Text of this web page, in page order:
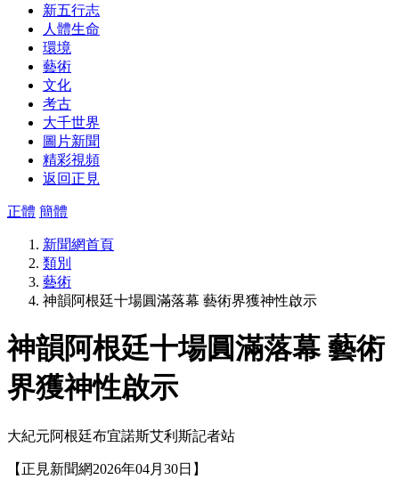
新五行志
人體生命
環境
藝術
文化
考古
大千世界
圖片新聞
精彩視頻
返回正見
正體 簡體
新聞網首頁
類別
藝術
神韻阿根廷十場圓滿落幕 藝術界獲神性啟示
神韻阿根廷十場圓滿落幕 藝術
界獲神性啟示
大紀元阿根廷布宜諾斯艾利斯記者站
【正見新聞網2026年04月30日】